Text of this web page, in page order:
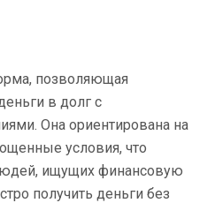
позволяющая
в долг с
Она ориентирована на
условия, что
ищущих финансовую
получить деньги без